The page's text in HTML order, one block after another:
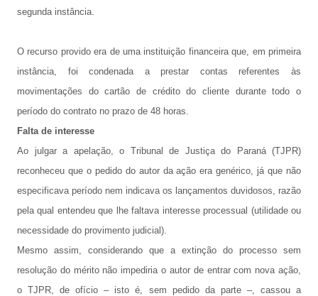
segunda instância.
O recurso provido era de uma instituição financeira que, em primeira
instância, foi condenada a prestar contas referentes às
movimentações do cartão de crédito do cliente durante todo o
período do contrato no prazo de 48 horas.
Falta de interesse
Ao julgar a apelação, o Tribunal de Justiça do Paraná (TJPR)
reconheceu que o pedido do autor da ação era genérico, já que não
especificava período nem indicava os lançamentos duvidosos, razão
pela qual entendeu que lhe faltava interesse processual (utilidade ou
necessidade do provimento judicial).
Mesmo assim, considerando que a extinção do processo sem
resolução do mérito não impediria o autor de entrar com nova ação,
o TJPR, de ofício – isto é, sem pedido da parte –, cassou a